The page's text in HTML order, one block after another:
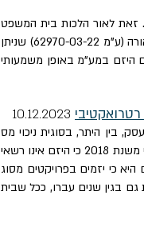
זאת לאור הלכות בית המשפט
העליון במסגרת פסקי הדין בעניין חוף הכרמל (ע"א 1306/99) ועניין קריית שדה התעופה (ע"א 10252/05) ויישומן במסגרת פסק דין בעניין אאורה (ע"מ 62970-03-22) שניתן
היזם במע"מ באופן משמעותי
ניכוי מס
התשומות בגין תשלום שכר טרחת עורך הדין מטעם הדיירים ששולם על ידי היזם בפרויקט מסוג פינוי בינוי. רשות המסים קבעה בהחלטת מיסוי משנת 2018 כי היזם אינו רשאי
כי יזמים בפרויקטים מסוג
גם בגין שנים עברו, ככל שבית